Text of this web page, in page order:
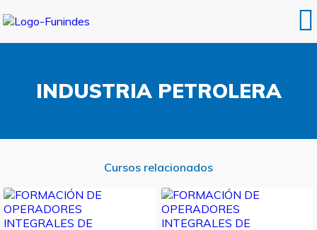
INDUSTRIA PETROLERA
Cursos relacionados